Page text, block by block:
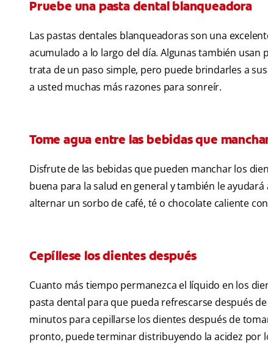
Pruebe una pasta dental blanqueadora
Las pastas dentales blanqueadoras son una
acumulado a lo largo del día. Algunas también
trata de un paso simple, pero puede brindarles a
a usted muchas más razones para sonreír.
Tome agua entre las bebidas que
Disfrute de las bebidas que pueden manchar los
buena para la salud en general y también le
alternar un sorbo de café, té o chocolate caliente
Cepíllese los dientes después
Cuanto más tiempo permanezca el líquido en los
pasta dental para que pueda refrescarse después
minutos para cepillarse los dientes después de
pronto, puede terminar distribuyendo la acidez por